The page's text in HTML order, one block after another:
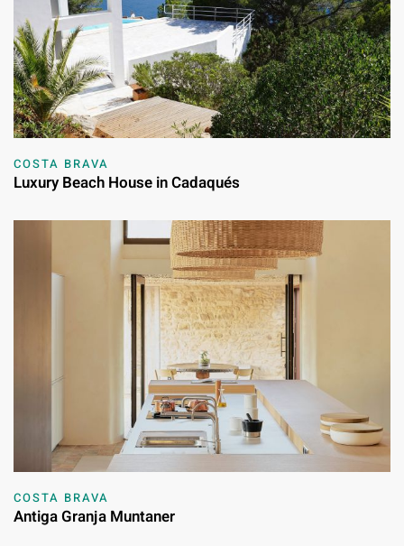
COSTA BRAVA
Luxury Beach House in Cadaqués
COSTA BRAVA
Antiga Granja Muntaner